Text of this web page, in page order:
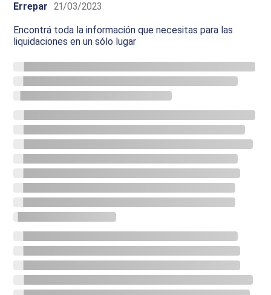
Errepar 21/03/2023
Encontrá toda la información que necesitas para las
liquidaciones en un sólo lugar